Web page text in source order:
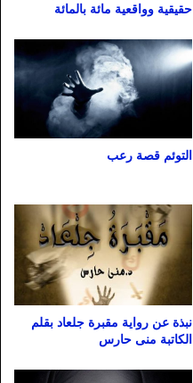
حقيقية وواقعية مائة بالمائة
التوئم قصة رعب
نبذة عن رواية مقبرة جلعاد بقلم
الكاتبة منى حارس